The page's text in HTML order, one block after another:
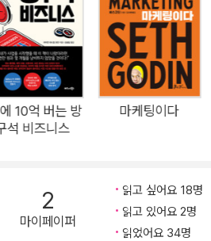
까지와 다른 양상을 보이는 소셜 플랫
에는 팔로워 수가 마케팅 실행 시점을
즘을 통해 콘텐츠 당 조회수나 참여가
소셜미디어 세상에서는 팔로워 수가
명이다. 사람들이 나의 콘텐츠에 얼마
야 한다. 가업인 와인 가게 홈페이지
톡, 인스타그램, 유튜브, X, 링크드인,
10억 버는 방
석 비즈니스
마케팅이다
2
마이페이퍼
읽고 싶어요 18명
읽고 있어요 2명
읽었어요 34명